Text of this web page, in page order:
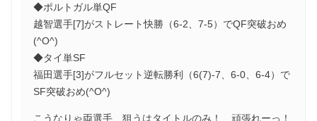
◆ポルトガル単QF
越智選手[7]がストレート快勝（6-2、7-5）でQF突破おめ
(^O^)
◆タイ単SF
福田選手[3]がフルセット逆転勝利（6(7)-7、6-0、6-4）で
SF突破おめ(^O^)
こうなりゃ両選手、狙うはタイトルのみ！ 頑張れーっ！